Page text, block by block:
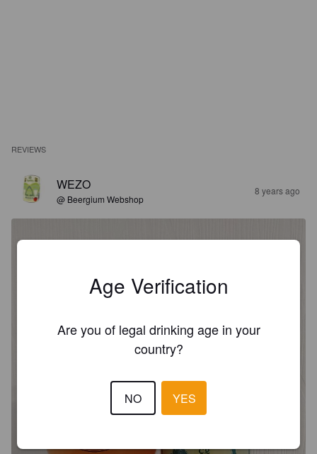
REVIEWS
WEZO
@ Beergium Webshop
8 years ago
Age Verification
Are you of legal drinking age in your
country?
NO YES